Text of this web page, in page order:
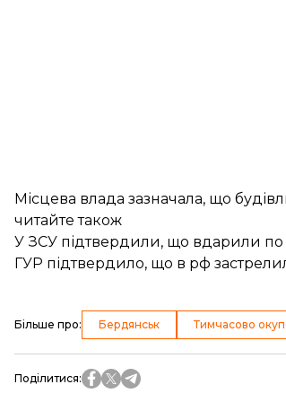
Місцева влада зазначала, що
читайте також
У ЗСУ підтвердили, що вдарили
ГУР підтвердило, що в рф
Більше про: Бердянськ Тимчасово
Поділитися: